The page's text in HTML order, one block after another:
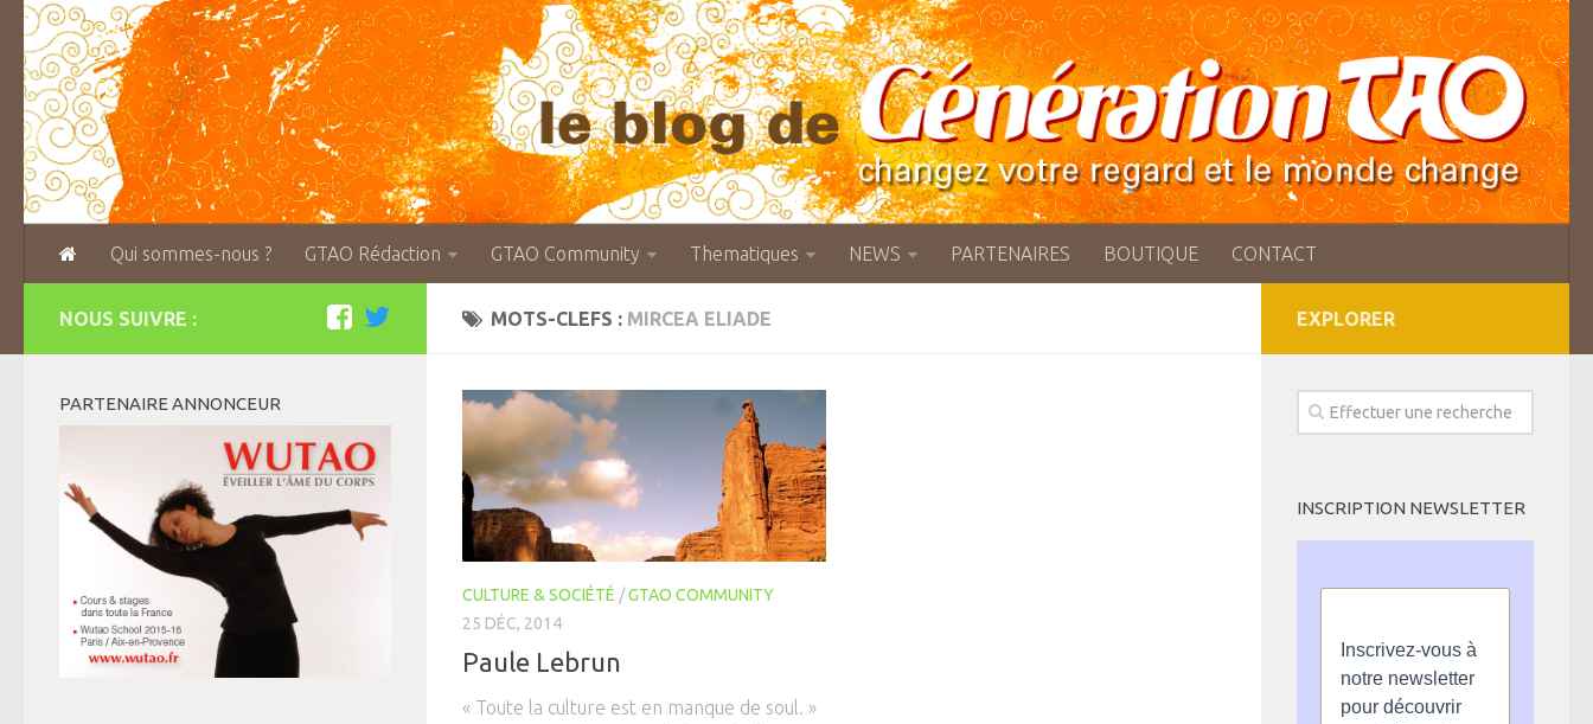
Qui sommes-nous ? GTAO Rédaction GTAO Community Thematiques NEWS PARTENAIRES BOUTIQUE CONTACT
MOTS-CLEFS : MIRCEA ELIADE
CULTURE & SOCIÉTÉ /GTAO COMMUNITY
25 DÉC, 2014
Paule Lebrun
« Toute la culture est en manque de soul. »
NOUS SUIVRE :
PARTENAIRE ANNONCEUR
EXPLORER
INSCRIPTION NEWSLETTER